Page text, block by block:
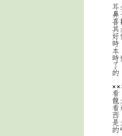
耳
鼻
喜
其
好
時
本
看
龍
看
西
的